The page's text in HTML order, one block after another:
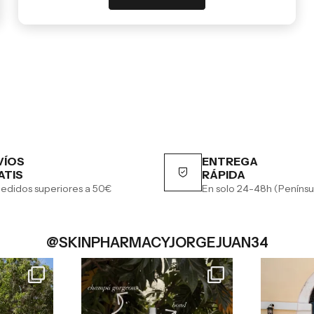
superiores a 50€
ENTREGA
RÁPIDA
En solo 24-48h
@SKINPHARMACYJORGEJUAN34